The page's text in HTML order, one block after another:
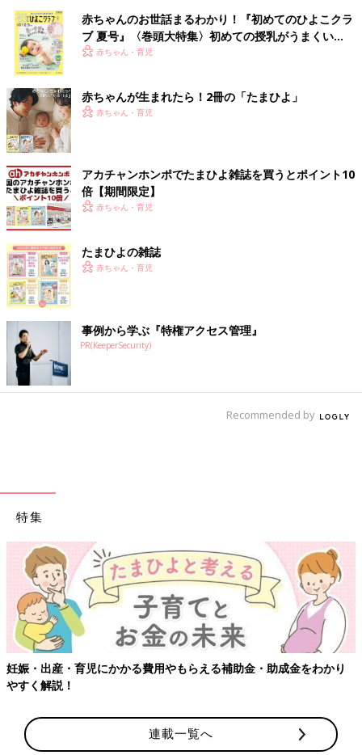
赤ちゃんのお世話まるわかり！『初めてのひよこクラ
ブ 夏号』〈巻頭大特集〉初めての授乳がうまくい
く！ おっぱい・ミルクの基本と夏のトラブル 解決テ
赤ちゃん・育児
赤ちゃんが生まれたら！2冊の「たまひよ」
赤ちゃん・育児
アカチャンホンポでたまひよ雑誌を買うとポイント10
倍【期間限定】
赤ちゃん・育児
たまひよの雑誌
赤ちゃん・育児
事例から学ぶ『特権アクセス管理』
PR(KeeperSecurity)
Recommended by
特集
妊娠・出産・育児にかかる費用やもらえる補助金・助成金をわかり
やすく解説！
連載一覧へ